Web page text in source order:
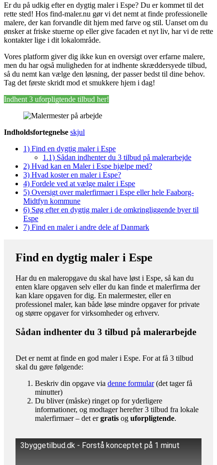
Er du på udkig efter en dygtig maler i Espe? Du er kommet til det
rette sted! Hos find-maler.nu gør vi det nemt at finde professionelle
malere, der kan forvandle dit hjem med farve og stil. Uanset om du
ønsker at friske stuerne op eller give facaden et nyt liv, har vi de rette
kontakter lige i dit lokalområde.
Vores platform giver dig ikke kun en oversigt over erfarne malere,
men du har også muligheden for at indhente skræddersyede tilbud,
så du nemt kan vælge den løsning, der passer bedst til dine behov.
Tag det første skridt mod et smukkere hjem i dag!
Indhent 3 uforpligtende tilbud her!
Indholdsfortegnelse skjul
1) Find en dygtig maler i Espe
1.1) Sådan indhenter du 3 tilbud på malerarbejde
2) Hvad kan en Maler i Espe hjælpe med?
3) Hvad koster en maler i Espe?
4) Fordele ved at vælge maler i Espe
5) Oversigt over malerfirmaer i Espe eller hele Faaborg-
Midtfyn kommune
6) Søg efter en dygtig maler i de omkringliggende byer til
Espe
7) Find en maler i andre dele af Danmark
Find en dygtig maler i Espe
Har du en maleropgave du skal have løst i Espe, så kan du
enten klare opgaven selv eller du kan finde et malerfirma der
kan klare opgaven for dig. En malermester, eller en
professionel maler, kan både løse mindre opgaver for private
og større opgaver for virksomheder og erhverv.
Sådan indhenter du 3 tilbud på malerarbejde
Det er nemt at finde en god maler i Espe. For at få 3 tilbud
skal du gøre følgende:
Beskriv din opgave via denne formular(det tager få
minutter)
Du bliver (måske) ringet op for yderligere
informationer, og modtager herefter 3 tilbud fra lokale
malerfirmaer – det ergratis og uforpligtende.
3byggetilbud.dk - Forstå konceptet på 1 minut